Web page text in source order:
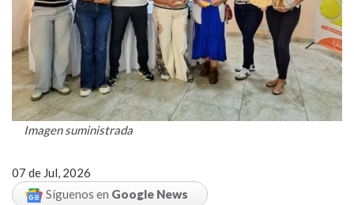
Imagen suministrada
07 de Jul, 2026
Síguenos en Google News